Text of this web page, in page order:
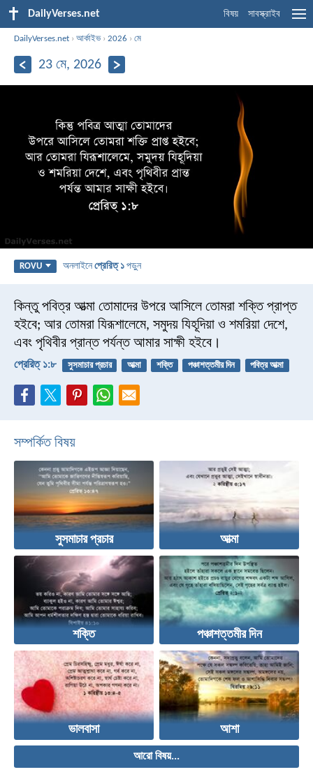
DailyVerses.net বিষয় সাবস্ক্রাইব
DailyVerses.net ›আর্কাইভ›2026 ›মে
23 মে, 2026
ROVU অনলাইনেপ্রেরিত্‌ ১ পড়ুন
কিন্তু পবিত্র আত্মা তোমাদের উপরে আসিলে তোমরা শক্তি প্রাপ্ত
হইবে; আর তোমরা যিরূশালেমে, সমুদয় যিহূদিয়া ও শমরিয়া দেশে,
এবং পৃথিবীর প্রান্ত পর্যন্ত আমার সাক্ষী হইবে।
প্রেরিত্‌ ১:৮ সুসমাচার প্রচার আত্মা শক্তি পঞ্চাশত্তমীর দিন পবিত্র আত্মা
সম্পর্কিত বিষয়
সুসমাচার প্রচার আত্মা
শক্তি পঞ্চাশত্তমীর দিন
ভালবাসা আশা
আরো বিষয়...